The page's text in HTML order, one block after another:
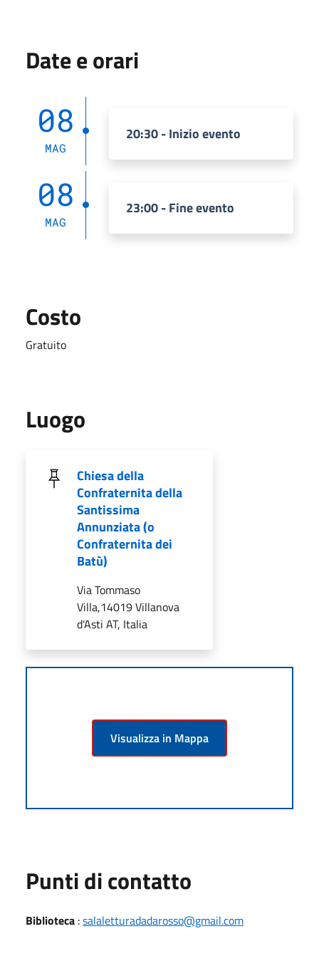
Date e orari
08
MAG
20:30 - Inizio evento
08
MAG
23:00 - Fine evento
Costo
Gratuito
Luogo
Chiesa della
Confraternita della
Santissima
Annunziata (o
Confraternita dei
Batù)
Via Tommaso
Villa,14019 Villanova
d'Asti AT, Italia
Visualizza in Mappa
Punti di contatto
Biblioteca :salaletturadadarosso@gmail.com